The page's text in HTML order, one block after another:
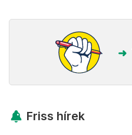
Friss hírek